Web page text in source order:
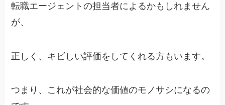
転職エージェントの担当者によるかもしれません
が、
正しく、キビしい評価をしてくれる方もいます。
つまり、これが社会的な価値のモノサシになるの